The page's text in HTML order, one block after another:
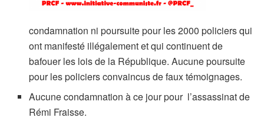
condamnation ni poursuite pour les 2000 policiers qui
ont manifesté illégalement et qui continuent de
bafouer les lois de la République. Aucune poursuite
pour les policiers convaincus de faux témoignages.
Aucune condamnation à ce jour pour l’assassinat de
Rémi Fraisse.